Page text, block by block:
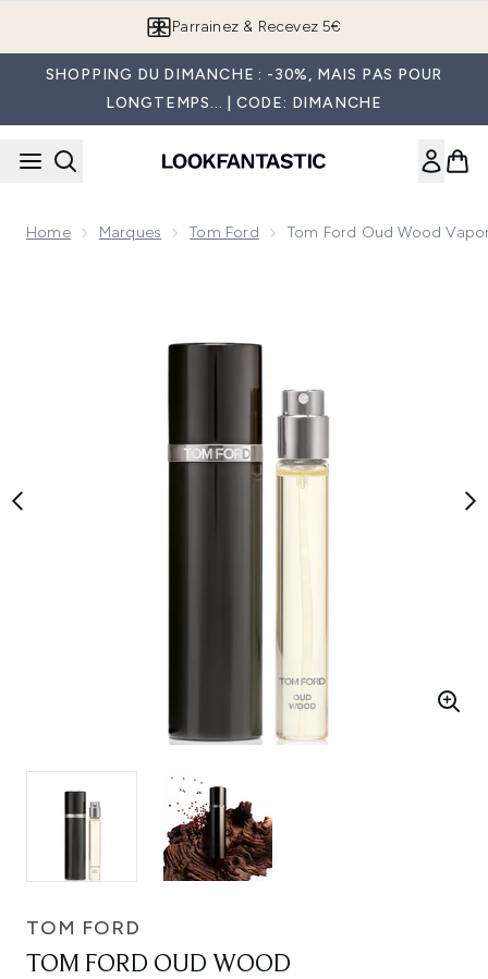
Parrainez & Recevez 5€
SHOPPING DU DIMANCHE : -30%, MAIS PAS POUR
LONGTEMPS... | CODE: DIMANCHE
Home Marques Tom Ford Tom Ford Oud Wood
TOM FORD
TOM FORD OUD WOOD